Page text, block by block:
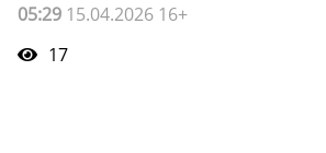
05:29 15.04.2026 16+
17